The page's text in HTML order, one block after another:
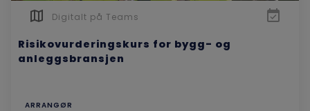
Digitalt på Teams
Risikovurderingskurs for bygg- og
anleggsbransjen
ARRANGØR